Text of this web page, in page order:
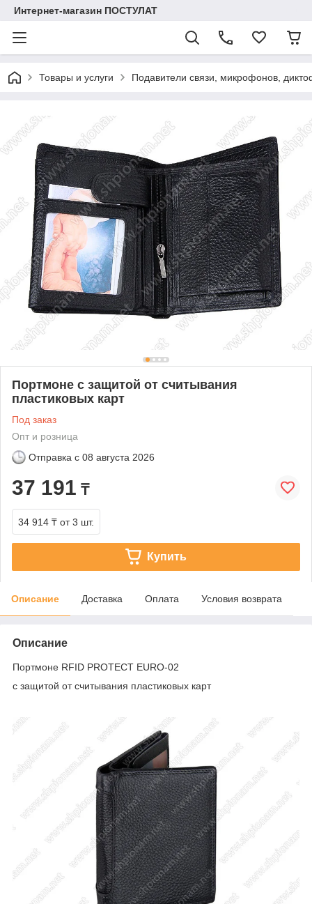
Интернет-магазин ПОСТУЛАТ
Товары и услуги Подавители связи, микрофонов,
Портмоне с защитой от считывания
пластиковых карт
Под заказ
Опт и розница
Отправка с 08 августа 2026
37 191 ₸
34 914 ₸ от 3 шт.
Купить
Описание Доставка Оплата Условия возврата
Описание
Портмоне RFID PROTECT EURO-02
с защитой от считывания пластиковых карт